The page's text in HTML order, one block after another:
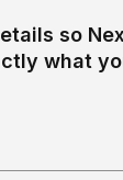
so
what